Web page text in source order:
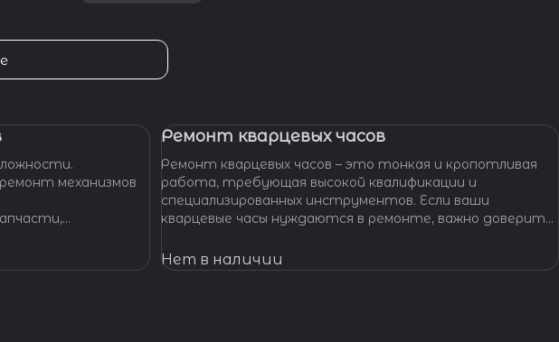
механизмов
Ремонт кварцевых часов
Ремонт кварцевых часов – это тонкая и кропотливая
работа, требующая высокой квалификации и
специализированных инструментов. Если ваши
кварцевые часы нуждаются в ремонте, важно доверить
диагностировать проблему и предложить
эффективное решение.
Нет в наличии